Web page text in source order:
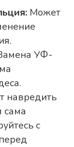
Может
УФ-
навредить
сама
с